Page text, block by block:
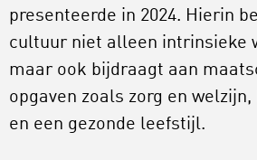
presenteerde in 2024. Hierin
cultuur niet alleen intrinsieke
maar ook bijdraagt aan
opgaven zoals zorg en
en een gezonde leefstijl.